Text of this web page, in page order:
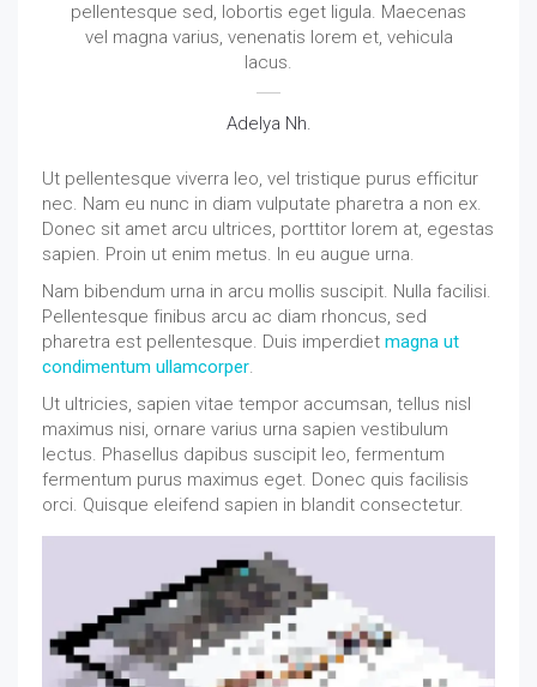
pellentesque sed, lobortis eget ligula. Maecenas
vel magna varius, venenatis lorem et, vehicula
lacus.
Adelya Nh.
Ut pellentesque viverra leo, vel tristique purus efficitur
nec. Nam eu nunc in diam vulputate pharetra a non ex.
Donec sit amet arcu ultrices, porttitor lorem at, egestas
sapien. Proin ut enim metus. In eu augue urna.
Nam bibendum urna in arcu mollis suscipit. Nulla facilisi.
Pellentesque finibus arcu ac diam rhoncus, sed
pharetra est pellentesque. Duis imperdiet magna ut
condimentum ullamcorper.
Ut ultricies, sapien vitae tempor accumsan, tellus nisl
maximus nisi, ornare varius urna sapien vestibulum
lectus. Phasellus dapibus suscipit leo, fermentum
fermentum purus maximus eget. Donec quis facilisis
orci. Quisque eleifend sapien in blandit consectetur.